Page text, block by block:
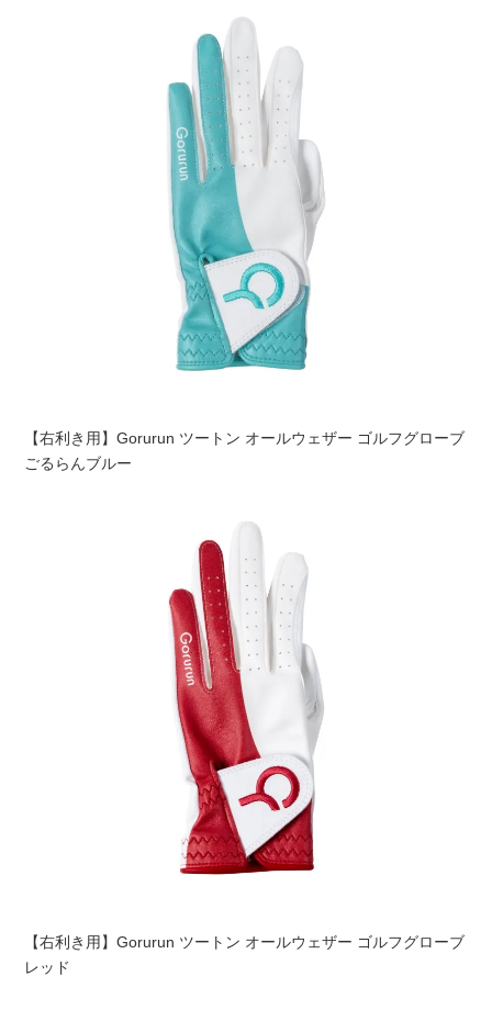
【右利き用】Gorurun ツートン オールウェザー ゴルフグローブ
ごるらんブルー
【右利き用】Gorurun ツートン オールウェザー ゴルフグローブ
レッド